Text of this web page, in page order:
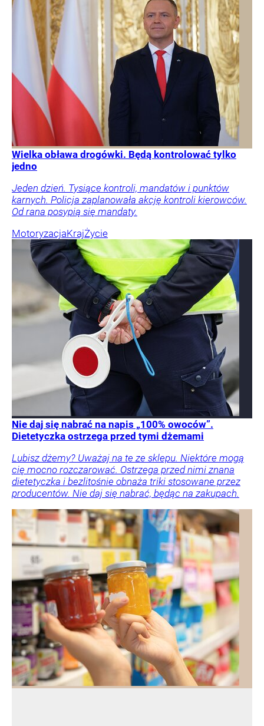
Wielka obława drogówki. Będą kontrolować tylko
jedno
Jeden dzień. Tysiące kontroli, mandatów i punktów
karnych. Policja zaplanowała akcję kontroli kierowców.
Od rana posypią się mandaty.
MotoryzacjaKrajŻycie
Nie daj się nabrać na napis „100% owoców”.
Dietetyczka ostrzega przed tymi dżemami
Lubisz dżemy? Uważaj na te ze sklepu. Niektóre mogą
cię mocno rozczarować. Ostrzega przed nimi znana
dietetyczka i bezlitośnie obnaża triki stosowane przez
producentów. Nie daj się nabrać, będąc na zakupach.